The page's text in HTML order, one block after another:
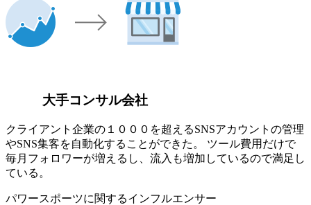
大手コンサル会社
クライアント企業の１０００を超えるSNSアカウントの管理
やSNS集客を自動化することができた。 ツール費用だけで
毎月フォロワーが増えるし、流入も増加しているので満足し
ている。
パワースポーツに関するインフルエンサー